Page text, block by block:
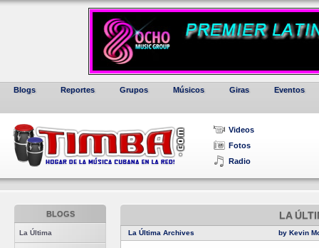
Blogs Reportes Grupos Músicos Giras Eventos
Videos
Fotos
Radio
BLOGS
La Última
LA
La Última Archives by Kevin